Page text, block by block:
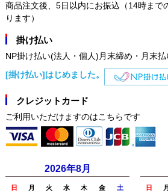
商品注文後、5日以内にお振込（14時まで
ります）
掛け払い
NP掛け払い(法人・個人)月末締め・月末払
[掛け払い]はじめました。
クレジットカード
ご利用いただけますのはこちらです
2026年8月
日 月 火 水 木 金 土 日 月